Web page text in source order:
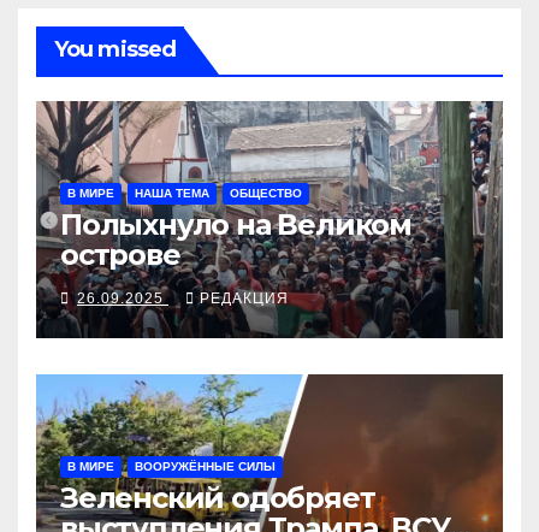
You missed
В МИРЕ НАША ТЕМА ОБЩЕСТВО
Полыхнуло на Великом
острове
26.09.2025 РЕДАКЦИЯ
В МИРЕ ВООРУЖЁННЫЕ СИЛЫ
Зеленский одобряет